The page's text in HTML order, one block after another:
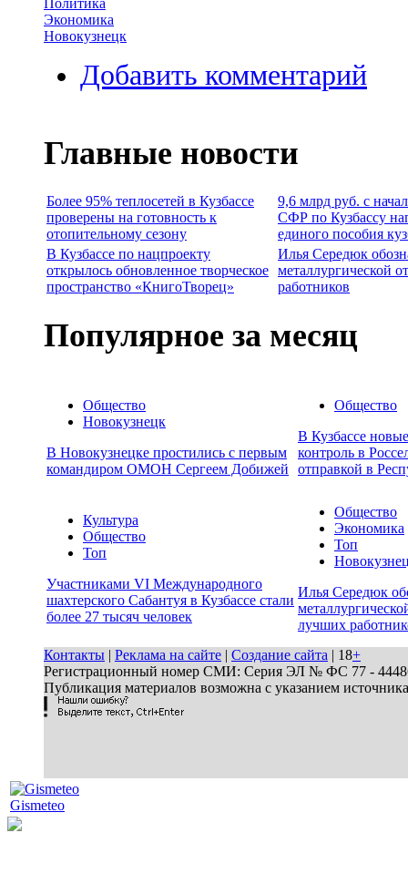
Экономика
Новокузнецк
Добавить комментарий
Главные новости
Более 95% теплосетей в Кузбассе
проверены на готовность к
отопительному сезону
9,6 млрд руб. с
СФР по Кузбассу
единого пособия
В Кузбассе по нацпроекту
открылось обновленное творческое
пространство «КнигоТворец»
Илья Середюк
металлургической
работников
Популярное за месяц
Общество
Новокузнецк
В Новокузнецке простились с первым
командиром ОМОН Сергеем Добижей
Общество
В Кузбассе
контроль в
отправкой в
Культура
Общество
Топ
Участниками VI Международного
шахтерского Сабантуя в Кузбассе стали
более 27 тысяч человек
Общество
Экономика
Топ
Илья Середюк
лучших
Контакты | Реклама на сайте | Создание сайта | 18+
Регистрационный номер СМИ: Серия ЭЛ № ФС 77 - 44486
Публикация материалов возможна с указанием
Gismeteo